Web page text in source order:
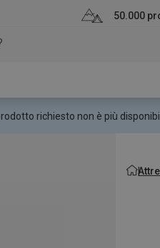
50.000
richiesto non è più